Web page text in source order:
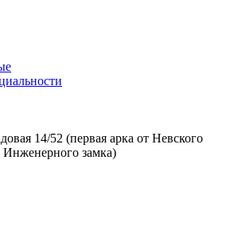
14/52 (первая арка от Невского
Инженерного замка)